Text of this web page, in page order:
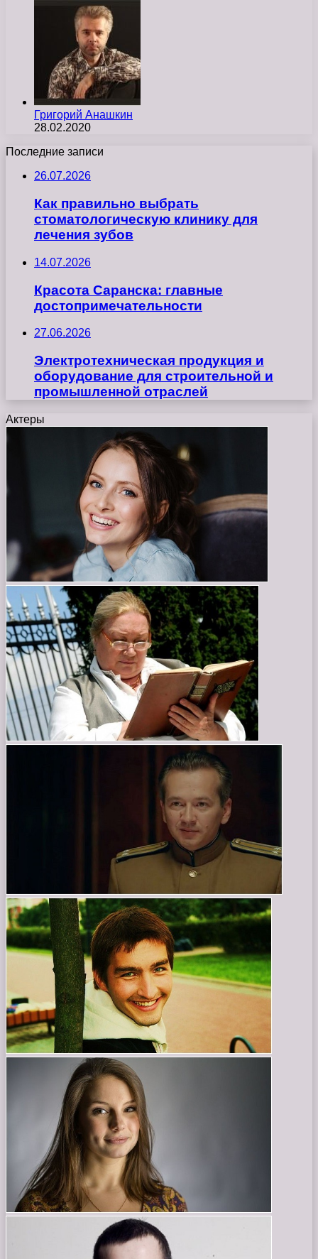
Григорий Анашкин
28.02.2020
Последние записи
26.07.2026
Как правильно выбрать
стоматологическую клинику для
лечения зубов
14.07.2026
Красота Саранска: главные
достопримечательности
27.06.2026
Электротехническая продукция и
оборудование для строительной и
промышленной отраслей
Актеры